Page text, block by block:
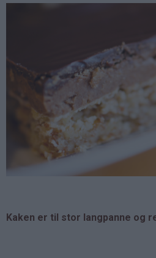
Kaken er til stor langpanne og